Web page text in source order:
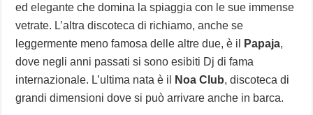
ed elegante che domina la spiaggia con le sue immense
vetrate. L’altra discoteca di richiamo, anche se
leggermente meno famosa delle altre due, è il
Papaja,
dove negli anni passati si sono esibiti Dj di fama
internazionale. L’ultima nata è il
Noa Club, discoteca di
grandi dimensioni dove si può arrivare anche in barca.